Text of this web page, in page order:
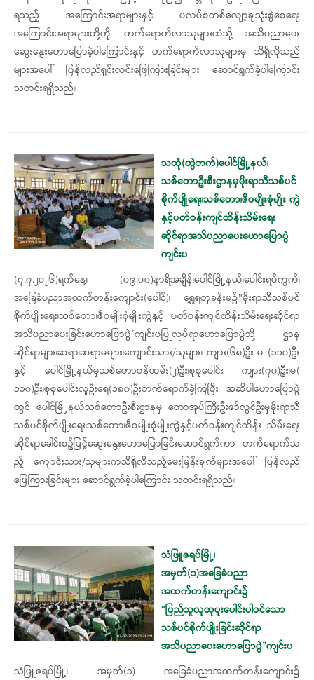
ရသည့် အကြောင်းအရာများနှင့် ပလပ်စတစ်လျော့ချသုံးစွဲစေရေး
အကြောင်းအရာများတို့ကို တက်ရောက်လာသူများထံသို့ အသိပညာပေး
ဆွေးနွေးဟောပြောခဲ့ပါကြောင်းနှင့် တက်ရောက်လာသူများမှ သိရှိလိုသည်
များအပေါ် ပြန်လည်ရှင်းလင်းဖြေကြားခြင်းများ ဆောင်ရွက်ခဲ့ပါကြောင်း
သတင်းရရှိသည်။
သထုံ(တွဲဘက်)ပေါင်မြို့နယ်၊
သစ်တောဦးစီးဌာနမှမိုးရာသီသစ်ပင်
စိုက်ပျိုရေး၊သစ်တော၊ဇီဝမျိုးစုံမျိုး ကွဲ
နှင့်ပတ်ဝန်းကျင်ထိန်းသိမ်းရေး
ဆိုင်ရာအသိပညာပေးဟောပြောပွဲ
ကျင်းပ
(၇.၇.၂၀၂၆)ရက်နေ့၊ (၀၉:၀၀)နာရီအချိန်၊‌ပေါင်မြို့နယ်၊ပေါင်းရပ်ကွက်၊
အခြေခံပညာအထက်တန်းကျောင်း(ပေါင်)၊ ရွှေရတုခန်းမ၌"မိုးရာသီသစ်ပင်
စိုက်ပျိုးရေး၊သစ်တော၊ဇီဝမျိုးစုံမျိုးကွဲနှင့် ပတ်ဝန်းကျင်ထိန်းသိမ်းရေးဆိုင်ရာ
အသိပညာပေးခြင်းဟောပြောပွဲ´ကျင်းပပြုလုပ်ရာဟောပြောပွဲသို့ ဌာန
ဆိုင်ရာများ၊ဆရာ၊ဆရာမများ၊ကျောင်းသား/သူများ၊ ကျား(၆၈)ဦး မ (၁၁၀)ဦး
နှင့် ပေါင်မြို့နယ်မှသစ်တောဝန်ထမ်း(၂)ဦး၊စုစုပေါင်း ကျား(၇၀)ဦး၊မ(
၁၁၀)ဦး၊စုစုပေါင်းလူဦးရေ(၁၈၀)ဦးတက်ရောက်ခဲ့ကြပြီး အဆိုပါဟောပြောပွဲ
တွင် ပေါင်မြို့နယ်သစ်တောဦးစီးဌာနမှ တောအုပ်ကြီးဦးဇာ်လွင်ဦးမှမိုးရာသီ
သစ်ပင်စိုက်ပျိုးရေး၊သစ်တော၊ဇီဝမျိုးစုံမျိုးကွဲနှင့်ပတ်ဝန်းကျင်ထိန်း သိမ်းရေး
ဆိုင်ရာခေါင်းစဥ်ဖြင့်ဆွေးနွေးဟောပြောခြင်းဆောင်ရွက်ကာ တက်‌ရောက်သ
ည့်‌ ကျောင်းသား/သူများကသိရှိလိုသည့်မေးမြန်းချက်များအပေါ် ပြန်လည်
ဖြေကြားခြင်းများ ဆောင်ရွက်ခဲ့ပါကြောင်း သတင်းရရှိသည်။
သံဖြူဇရပ်မြို့၊
အမှတ်(၁)အခြေခံပညာ
အထက်တန်းကျောင်း၌
“ပြည်သူလူထုပူးပေါင်းပါဝင်သော
သစ်ပင်စိုက်ပျိုးခြင်းဆိုင်ရာ
အသိပညာပေးဟောပြောပွဲ”ကျင်းပ
သံဖြူဇရပ်မြို့၊ အမှတ်(၁) အခြေခံပညာအထက်တန်းကျောင်း၌